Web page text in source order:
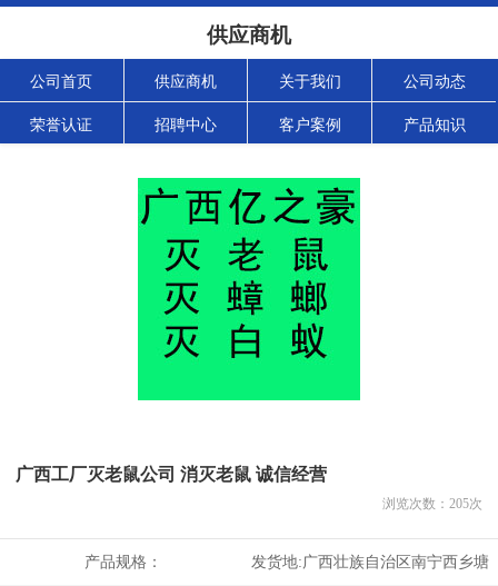
供应商机
公司首页 供应商机 关于我们 公司动态
荣誉认证 招聘中心 客户案例 产品知识
广西工厂灭老鼠公司 消灭老鼠 诚信经营
浏览次数： 205次
产品规格： 发货地:广西壮族自治区南宁西乡塘